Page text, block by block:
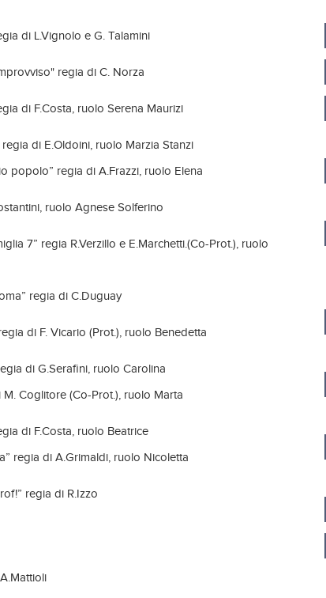
di L.Vignolo e G. Talamini
regia di C. Norza
di F.Costa, ruolo Serena Maurizi
di E.Oldoini, ruolo Marzia Stanzi
popolo” regia di A.Frazzi, ruolo Elena
ruolo Agnese Solferino
7” regia R.Verzillo e E.Marchetti.(Co-Prot.), ruolo
regia di C.Duguay
di F. Vicario (Prot.), ruolo Benedetta
di G.Serafini, ruolo Carolina
M. Coglitore (Co-Prot.), ruolo Marta
di F.Costa, ruolo Beatrice
regia di A.Grimaldi, ruolo Nicoletta
regia di R.Izzo